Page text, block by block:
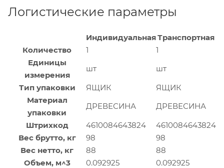
Логистические параметры
ИндивидуальнаяТранспортная
Количество
1
1
Единицы
измерения
шт
шт
Тип упаковки
ЯЩИК
ЯЩИК
Материал
упаковки
ДРЕВЕСИНА
ДРЕВЕСИНА
Штрихкод
4610084643824
4610084643824
Вес брутто, кг
98
98
Вес нетто, кг
88
88
Объем, м^3
0.092925
0.092925